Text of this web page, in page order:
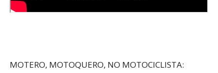
MOTERO, MOTOQUERO, NO MOTOCICLISTA: